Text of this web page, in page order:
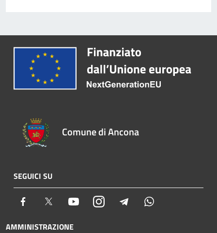
Comune di Ancona
SEGUICI SU
Facebook Twitter YoutubeInstagram Telegram
AMMINISTRAZIONE